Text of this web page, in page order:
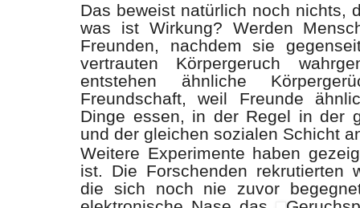
Das beweist natürlich noch nichts,
was ist Wirkung? Werden
Freunden, nachdem sie
vertrauten Körpergeruch
entstehen ähnliche
Freundschaft, weil Freunde
Dinge essen, in der Regel in der
und der gleichen sozialen Schicht
Weitere Experimente haben
ist. Die Forschenden rekrutierten
die sich noch nie zuvor